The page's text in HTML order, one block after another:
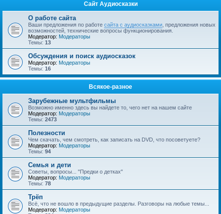
Сайт Аудиосказки
О работе сайта
Ваши предложения по работе сайта с аудиосказками , предложения новых
возможностей, технические вопросы функционирования.
Модератор: Модераторы
Темы: 13
Обсуждения и поиск аудиосказок
Модератор: Модераторы
Темы: 16
Всякое-разное
Зарубежные мультфильмы
Возможно именно здесь вы найдете то, чего нет на нашем сайте
Модератор: Модераторы
Темы: 2473
Полезности
Чем скачать, чем смотреть, как записать на DVD, что посоветуете?
Модератор: Модераторы
Темы: 94
Семья и дети
Советы, вопросы... "Предки о детках"
Модератор: Модераторы
Темы: 78
Трёп
Всё, что не вошло в предыдущие разделы. Разговоры на любые темы...
Модератор: Модераторы